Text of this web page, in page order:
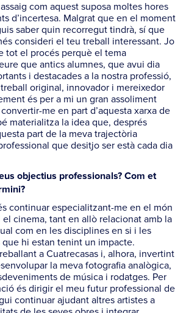
com aquest suposa moltes hores
d’incertesa. Malgrat que en el moment
saber quin recorregut tindrà, sí que
consideri el teu treball interessant. Jo
tot el procés perquè el tema
que antics alumnes, que avui dia
i destacades a la nostra professió,
original, innovador i mereixedor
és per a mi un gran assoliment
me en part d’aquesta xarxa de
materialitza la idea que, després
part de la meva trajectòria
que desitjo ser està cada dia
objectius professionals? Com et
continuar especialitzant-me en el món
el cinema, tant en allò relacionat amb la
com en les disciplines en si i les
hi estan tenint un impacte.
a Cuatrecasas i, alhora, invertint
la meva fotografia analògica,
de música i rodatges. Per
és dirigir el meu futur professional de
continuar ajudant altres artistes a